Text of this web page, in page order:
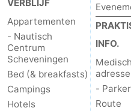
VERBLIJF
Appartementen
- Nautisch
Centrum
Scheveningen
Bed (& breakfasts)
Campings
Hotels
INFO.
-
Route